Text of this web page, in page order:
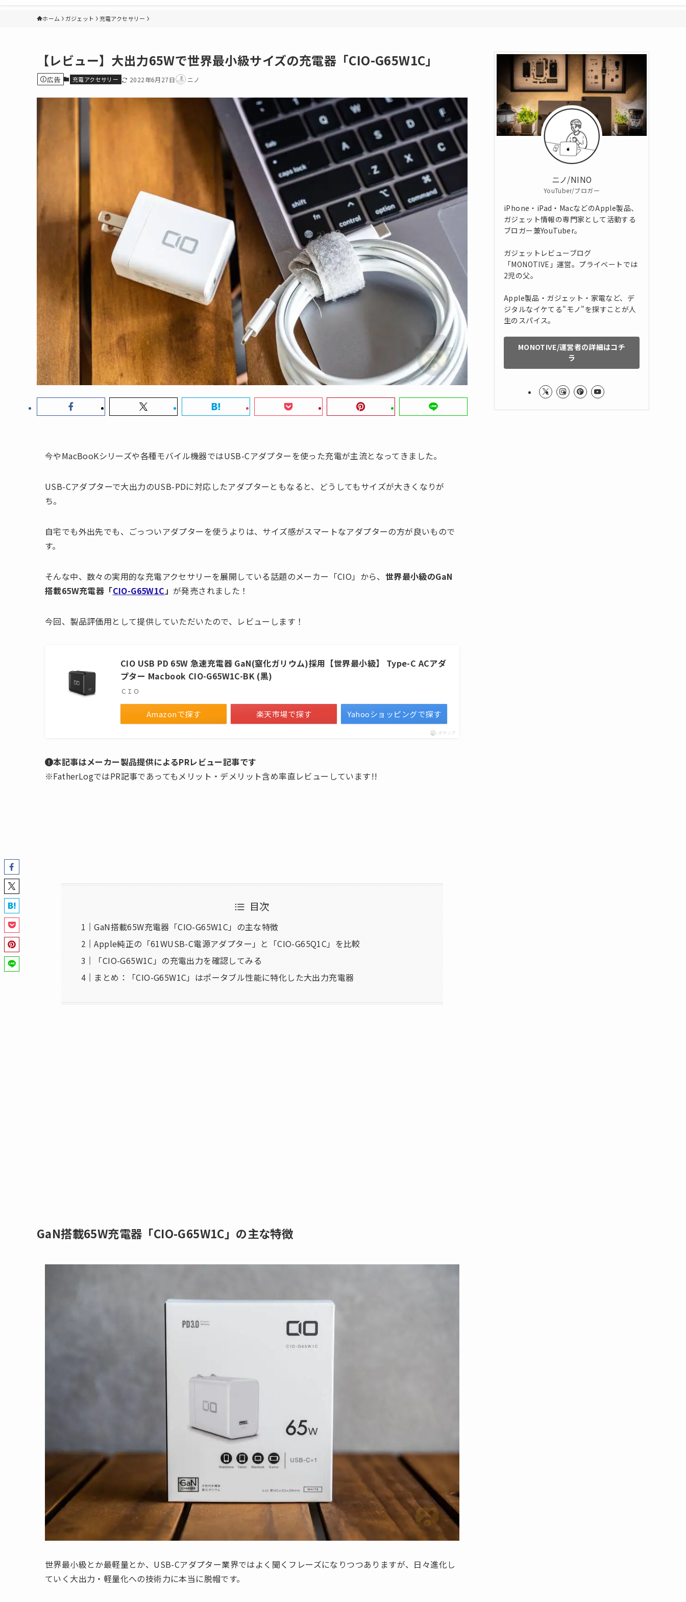
ホーム ガジェット 充電アクセサリー
【レビュー】大出力65Wで世界最小級サイズの充電器「CIO-G65W1C」
広告 充電アクセサリー 2022年6月27日 ニノ
今やMacBooKシリーズや各種モバイル機器ではUSB-Cアダプターを使った充電が主流となってきました。
USB-Cアダプターで大出力のUSB-PDに対応したアダプターともなると、どうしてもサイズが大きくなりが
ち。
自宅でも外出先でも、ごっついアダプターを使うよりは、サイズ感がスマートなアダプターの方が良いもので
す。
そんな中、数々の実用的な充電アクセサリーを展開している話題のメーカー「CIO」から、 世界最小級のGaN
搭載65W充電器「CIO-G65W1C」が発売されました！
今回、製品評価用として提供していただいたので、レビューします！
CIO USB PD 65W 急速充電器 GaN(窒化ガリウム)採用【世界最小級】 Type-C ACアダ
プター Macbook CIO-G65W1C-BK (黒)
ＣＩＯ
Amazonで探す 楽天市場で探す Yahooショッピングで探す
ポチップ
本記事はメーカー製品提供によるPRレビュー記事です
※FatherLogではPR記事であってもメリット・デメリット含め率直レビューしています!!
目次
GaN搭載65W充電器「CIO-G65W1C」の主な特徴
Apple純正の「61WUSB-C電源アダプター」と「CIO-G65Q1C」を比較
「CIO-G65W1C」の充電出力を確認してみる
まとめ：「CIO-G65W1C」はポータブル性能に特化した大出力充電器
GaN搭載65W充電器「CIO-G65W1C」の主な特徴
世界最小級とか最軽量とか、USB-Cアダプター業界ではよく聞くフレーズになりつつありますが、日々進化し
ていく大出力・軽量化への技術力に本当に脱帽です。
ニノ/NINO
YouTuber/ブロガー
iPhone・iPad・MacなどのApple製品、
ガジェット情報の専門家として活動する
ブロガー兼YouTuber。
ガジェットレビューブログ
「MONOTIVE」運営。プライベートでは
2児の父。
Apple製品・ガジェット・家電など、デ
ジタルなイケてる"モノ"を探すことが人
生のスパイス。
MONOTIVE/運営者の詳細はコチ
ラ